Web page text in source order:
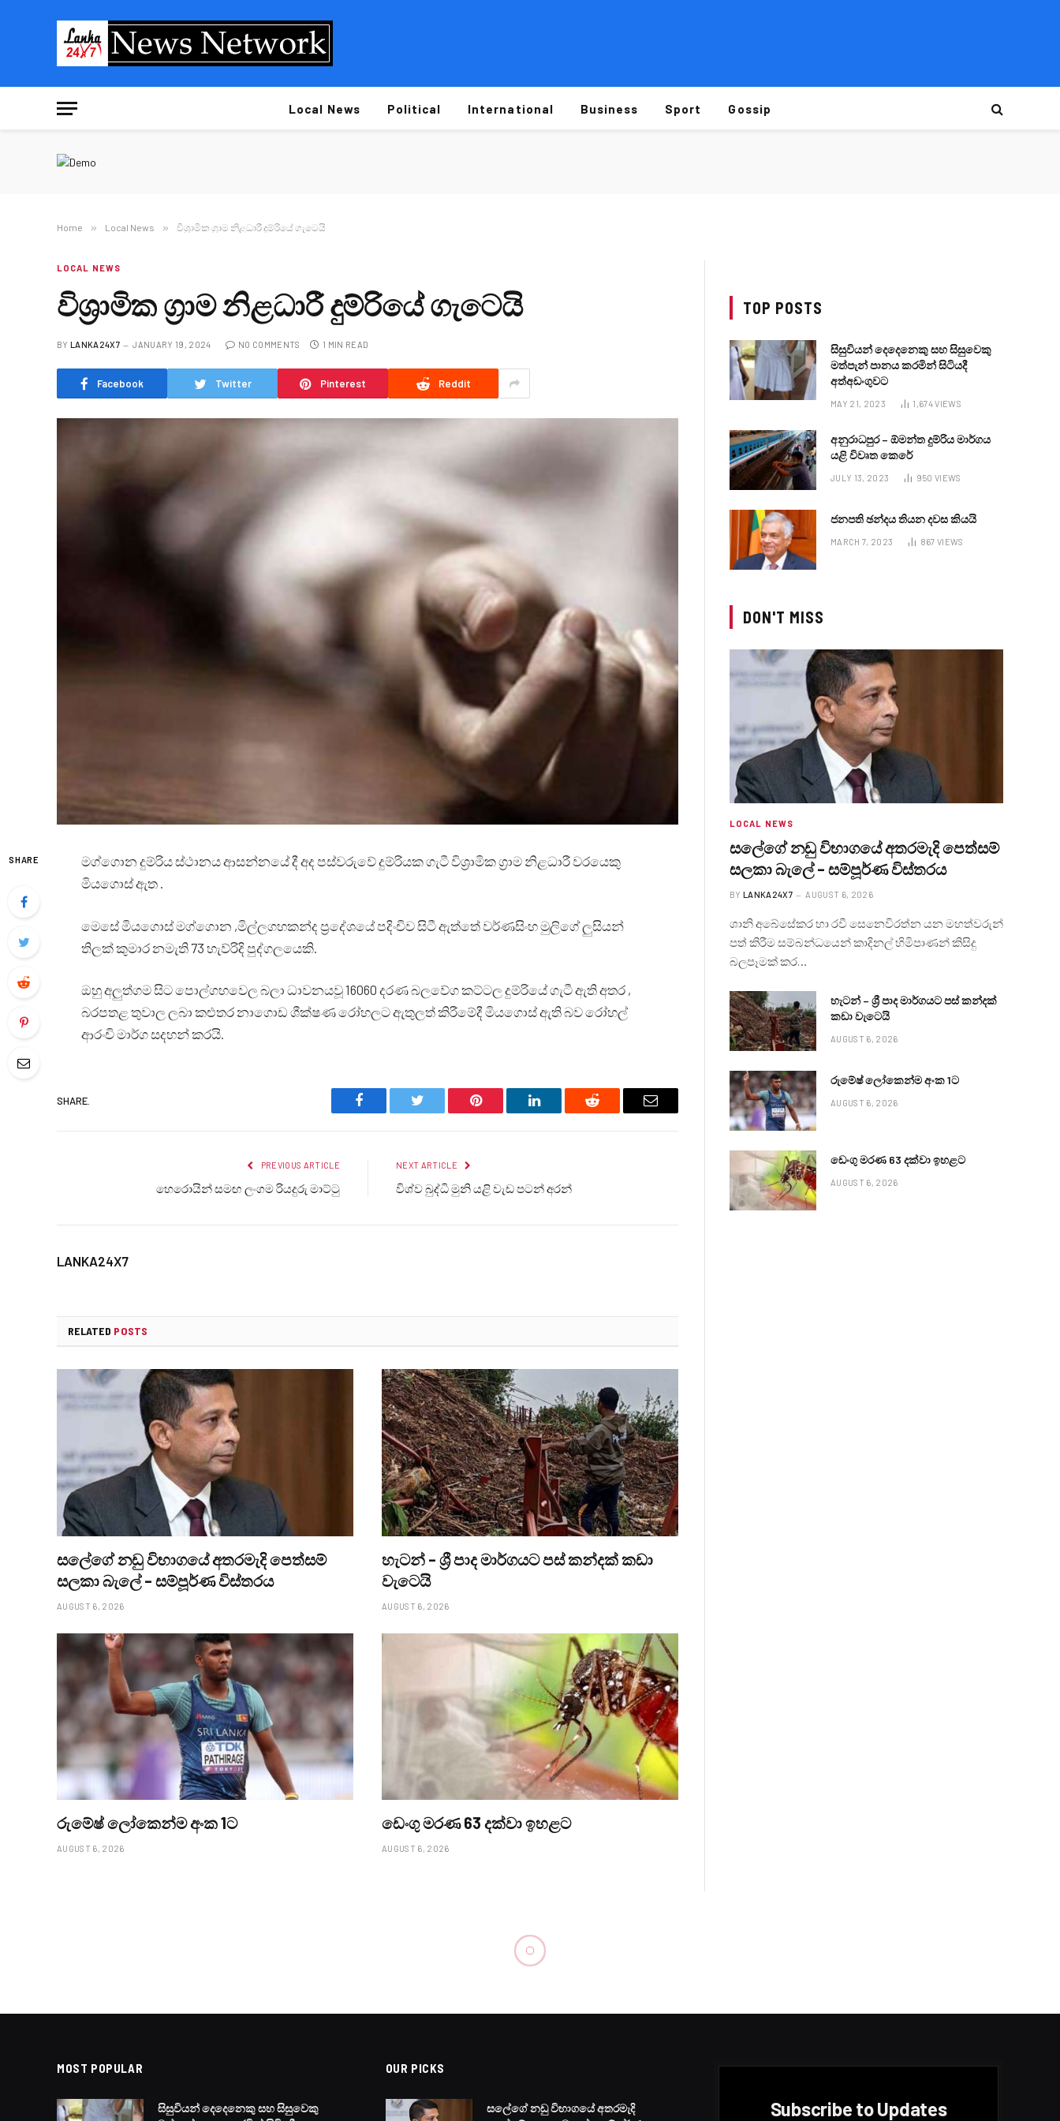
Local News Political International Business Sport Gossip
Home » Local News » විශ්‍රාමික ග්‍රාම නිළධාරී දුම්රියේ ගැටෙයි
LOCAL NEWS
විශ්‍රාමික ග්‍රාම නිළධාරී දුම්රියේ ගැටෙයි
BY LANKA24X7 JANUARY 19, 2024 NO COMMENTS 1 MIN READ
Facebook Twitter Pinterest Reddit
SHARE
මග්ගොන දුම්රිය ස්ථානය ආසන්නයේ දී අද පස්වරුවේ දුම්රියක ගැටී විශ්‍රාමික ග්‍රාම නිළධාරී වරයෙකු
මියගොස් ඇත .
මෙසේ මියගොස් මග්ගොන ,මිල්ලගහකන්ද ප්‍රදේශයේ පදිංචිව සිටී ඇත්තේ වර්ණසිංහ මුලිගේ ලුසියන්
තිලක් කුමාර නමැති 73 හැව්රිදි පුද්ගලයෙකි.
ඔහු අලුත්ගම සිට පොල්ගහවෙල බලා ධාවනයවූ 16060 දරණ බලවේග කට්ටල දුම්රියේ ගැටී ඇති අතර ,
බරපතළ තුවාල ලබා කළුතර නාගොඩ ශීක්ෂණ රෝහලට ඇතුලත් කිරීමේදී මියගොස් ඇති බව රෝහල්
ආරංචි මාර්ග සදහන් කරයි.
SHARE.
Facebook Twitter Pinterest LinkedIn Reddit Email
PREVIOUS ARTICLE
හෙරොයින් සමඟ ලංගම රියදුරු මාට්ටු
NEXT ARTICLE
විශ්ව බුද්ධි මුනි යළි වැඩ පටන් අරන්
LANKA24X7
RELATED POSTS
සලේගේ නඩු විභාගයේ අතරමැදි පෙත්සම්
සලකා බැලේ – සම්පූර්ණ විස්තරය
AUGUST 6, 2026
හැටන් – ශ්‍රී පාද මාර්ගයට පස් කන්දක් කඩා
වැටෙයි
AUGUST 6, 2026
රුමේෂ් ලෝකෙන්ම අංක 1ට
AUGUST 6, 2026
ඩෙංගු මරණ 63 දක්වා ඉහළට
AUGUST 6, 2026
TOP POSTS
සිසුවියන් දෙදෙනෙකු සහ සිසුවෙකු
මත්පැන් පානය කරමින් සිටියදී
අත්අඩංගුවට
MAY 21, 2023 1,674VIEWS
අනුරාධපුර – ඕමන්ත දුම්රිය මාර්ගය
යළි විවෘත කෙරේ
JULY 13, 2023 950 VIEWS
ජනපති ඡන්දය තියන දවස කියයි
MARCH 7, 2023 867 VIEWS
DON'T MISS
LOCAL NEWS
සලේගේ නඩු විභාගයේ අතරමැදි පෙත්සම්
සලකා බැලේ – සම්පූර්ණ විස්තරය
BY LANKA24X7 AUGUST 6, 2026
ශානි අබේසේකර හා රවී සෙනෙවිරත්න යන මහත්වරුන්
පත් කිරීම සම්බන්ධයෙන් කාදිනල් හිමිපාණන් කිසිදු
බලපෑමක් කර…
හැටන් – ශ්‍රී පාද මාර්ගයට පස් කන්දක්
කඩා වැටෙයි
AUGUST 6, 2026
රුමේෂ් ලෝකෙන්ම අංක 1ට
AUGUST 6, 2026
ඩෙංගු මරණ 63 දක්වා ඉහළට
AUGUST 6, 2026
MOST POPULAR
සිසුවියන් දෙදෙනෙකු සහ සිසුවෙකු
OUR PICKS
සලේගේ නඩු විභාගයේ අතරමැදි
Subscribe to Updates